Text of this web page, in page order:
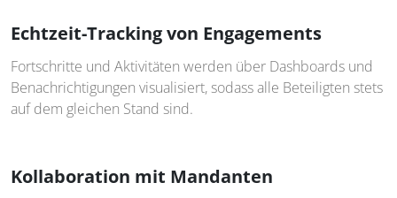
Echtzeit-Tracking von Engagements
Fortschritte und Aktivitäten werden über Dashboards und
Benachrichtigungen visualisiert, sodass alle Beteiligten stets
auf dem gleichen Stand sind.
Kollaboration mit Mandanten